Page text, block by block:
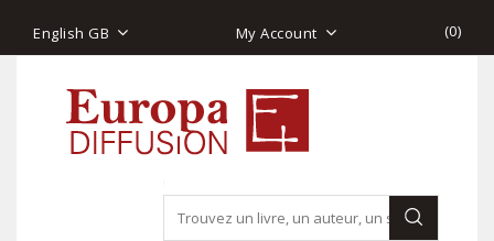
English GB My Account (0)